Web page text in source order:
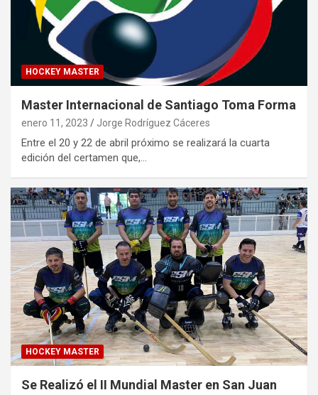
HOCKEY MASTER
Master Internacional de Santiago Toma Forma
enero 11, 2023 Jorge Rodríguez Cáceres
Entre el 20 y 22 de abril próximo se realizará la cuarta
edición del certamen que,…
HOCKEY MASTER
Se Realizó el II Mundial Master en San Juan